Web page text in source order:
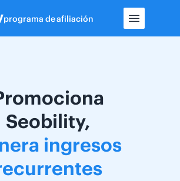
programa de afiliación
Seobility,
ingresos